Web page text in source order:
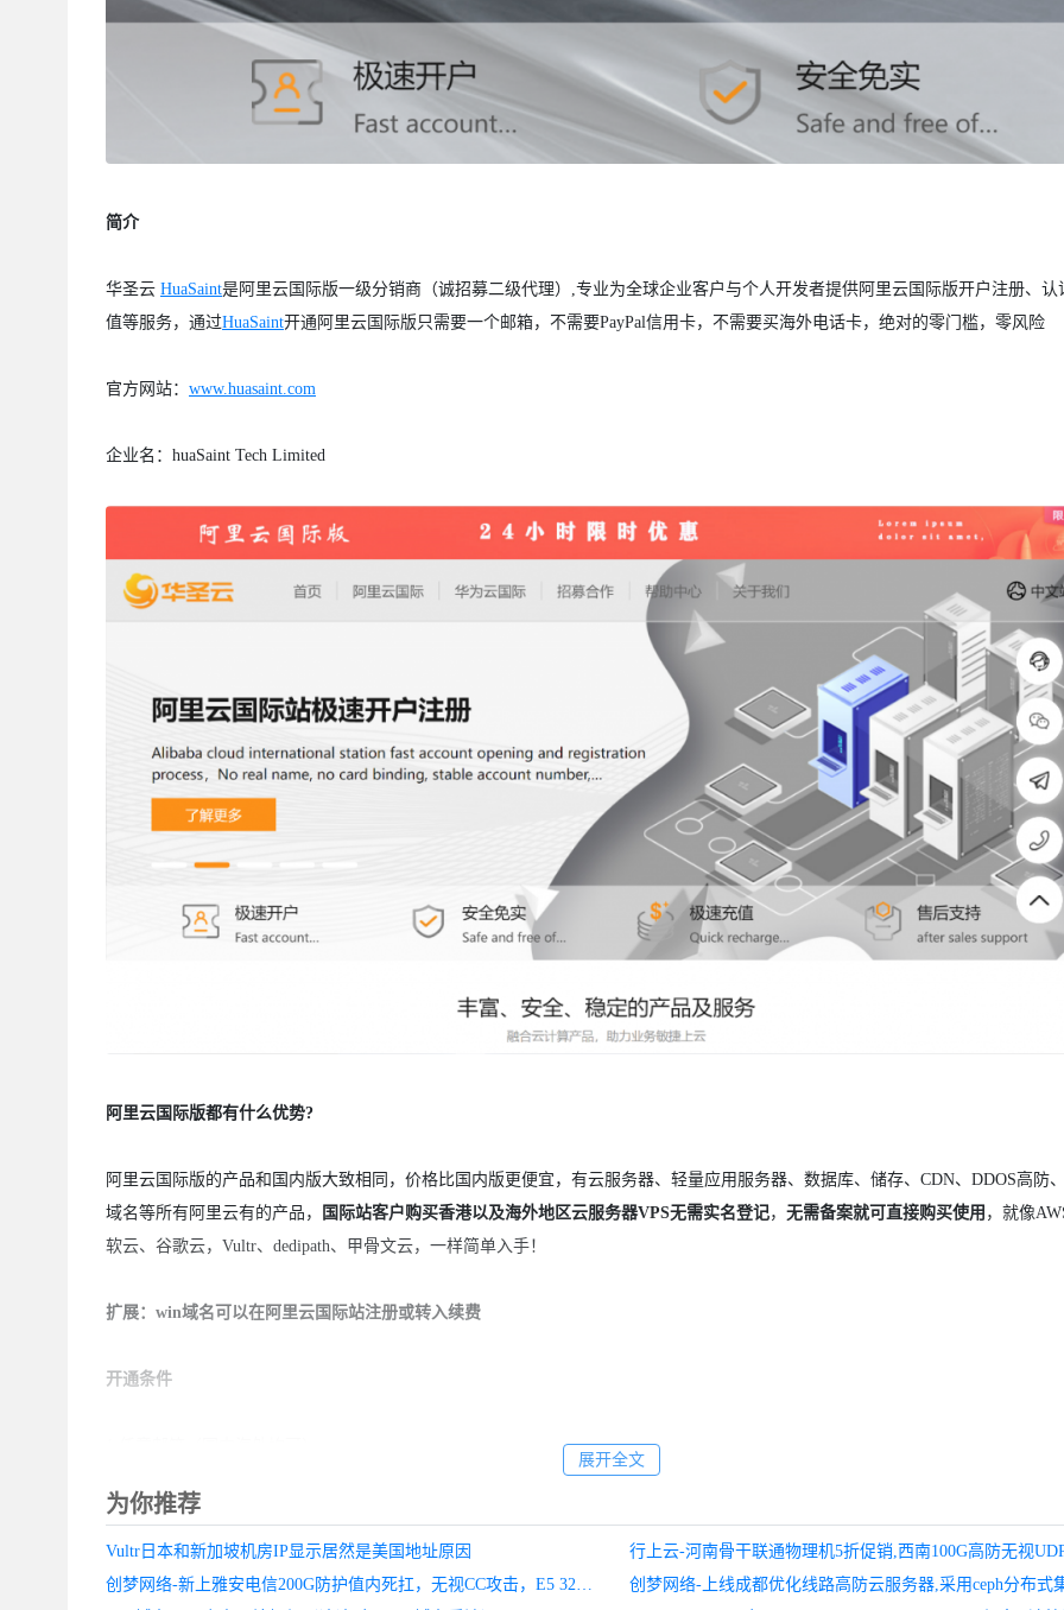
简介
华圣云 HuaSaint是阿里云国际版一级分销商（诚招募二级代理）,专业为全球企业客户与个人开发者提供阿里云国际版开户注册、认
值等服务，通过HuaSaint开通阿里云国际版只需要一个邮箱，不需要PayPal信用卡，不需要买海外电话卡，绝对的零门槛，零风险
官方网站： www.huasaint.com
企业名：huaSaint Tech Limited
阿里云国际版都有什么优势?
阿里云国际版的产品和国内版大致相同，价格比国内版更便宜，有云服务器、轻量应用服务器、数据库、储存、CDN、DDOS高防
域名等所有阿里云有的产品，
国际站客户购买香港以及海外地区云服务器VPS无需实名登记， 无需备案就可直接购买使用 ，就像
软云、谷歌云，Vultr、dedipath、甲骨文云，一样简单入手！
扩展：win域名可以在阿里云国际站注册或转入续费
开通条件
2.海外手机号：美国考虑 Google Voice或TB接码 ， 香港手机号：TB接码
展开全文
为你推荐
Vultr日本和新加坡机房IP显示居然是美国地址原因
创梦网络-新上雅安电信200G防护值内死扛，无视CC攻击，E5 32核高配/32G内存/1TB SSD/100Mbps独享物理机，原价1299,年未上新促销6折，仅779.4/月，续费同价